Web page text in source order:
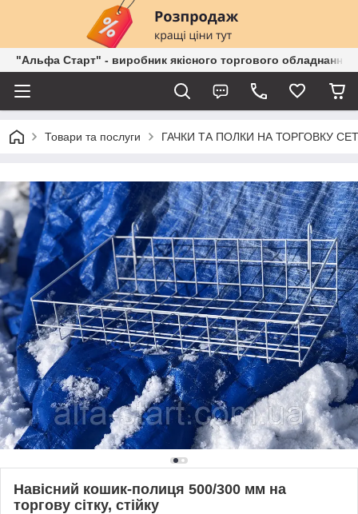
"Альфа Старт" - виробник якісного торгового обладнання
Товари та послуги ГАЧКИ ТА ПОЛКИ НА ТОРГОВКУ
Навісний кошик-полиця 500/300 мм на
торгову сітку, стійку